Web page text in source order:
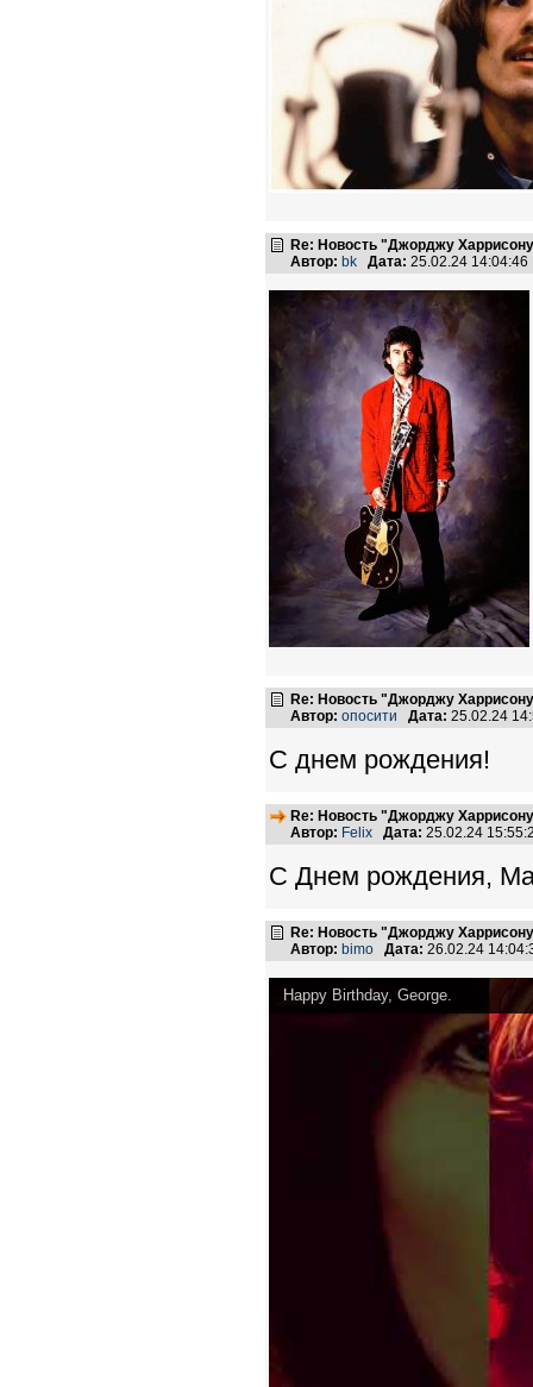
Re: Новость "Джорджу
Автор: bk Дата: 25.02.24
Re: Новость "Джорджу
Автор: опосити Дата: 25.02.24
С днем рождения!
Re: Новость "Джорджу
Автор: Felix Дата: 25.02.24
С Днем рождения,
Re: Новость "Джорджу
Автор: bimo Дата: 26.02.24
Happy Birthday, George.